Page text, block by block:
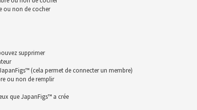
ou non de cocher
supprimer
(cela permet de connecter un membre)
ou non de remplir
que JapanFigs™ a crée